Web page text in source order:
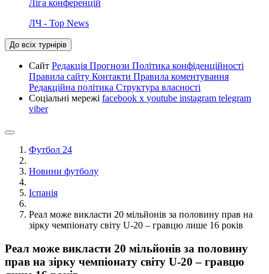
Ліга конференцій
ЛЧ - Top News
До всіх турнірів
Сайт Редакція Прогнози Політика конфіденційності
Правила сайту Контакти Правила коментування
Редакційна політика Структура власності
Соціальні мережі facebook x youtube instagram telegram
viber
Футбол 24
Новини футболу
Іспанія
Реал може викласти 20 мільйонів за половину прав на
зірку чемпіонату світу U-20 – гравцю лише 16 років
Реал може викласти 20 мільйонів за половину
прав на зірку чемпіонату світу U-20 – гравцю